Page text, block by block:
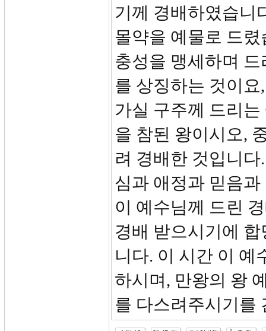
기께 경배하였습니
몰약을 예물로 드
충성을 맹세하며
를 상징하는 것이
가실 구주께 드리
을 참된 왕이시오,
려 경배한 것입니
심과 애정과 믿음
이 예수님께 드린
경배 받으시기에
니다. 이 시간 이 예
하시며, 만왕의 왕
를 다스려주시기를